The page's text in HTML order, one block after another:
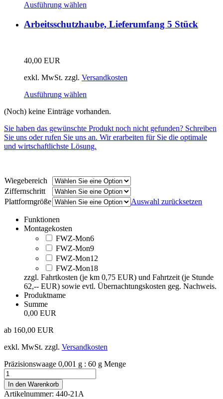
Ausführung wählen
Arbeitsschutzhaube, Lieferumfang 5 Stück
40,00 EUR
exkl. MwSt. zzgl. Versandkosten
Ausführung wählen
(Noch) keine Einträge vorhanden.
Sie haben das gewünschte Produkt noch nicht gefunden? Schreiben
Sie uns oder rufen Sie uns an. Wir erarbeiten für Sie die optimale
und wirtschaftlichste Lösung.
Wiegebereich
Ziffernschritt
Plattformgröße
Auswahl zurücksetzen
Funktionen
Montagekosten
FWZ-Mon6
FWZ-Mon9
FWZ-Mon12
FWZ-Mon18
zzgl. Fahrtkosten (je km 0,75 EUR) und Fahrtzeit (je Stunde
62,-- EUR) sowie evtl. Übernachtungskosten geg. Nachweis.
Produktname
Summe
0,00 EUR
ab 160,00 EUR
exkl. MwSt. zzgl. Versandkosten
Präzisionswaage 0,001 g : 60 g Menge
In den Warenkorb
Artikelnummer: 440-21A